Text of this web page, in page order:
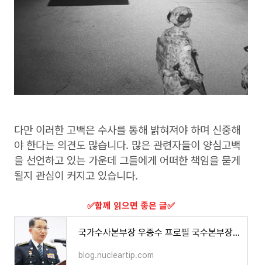
다만 이러한 고백은 수사를 통해 밝혀져야 하며 신중해
야 한다는 의견도 많습니다. 많은 관련자들이 양심고백
을 선언하고 있는 가운데 그들에게 어떠한 책임을 묻게
될지 관심이 커지고 있습니다.
​✅함께 읽으면 좋은 글​✅
국가수사본부장 우종수 프로필 국수본부장 국과수 국가수사본부 조직도 계급
blog.nucleartip.com